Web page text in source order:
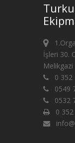
İşleri 30.
0 352
0549
0532
0 352